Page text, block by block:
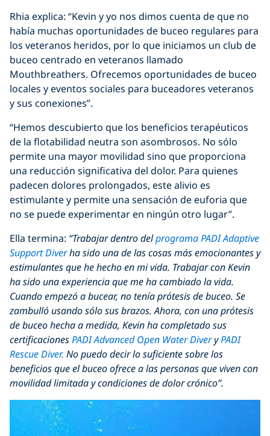
Rhia explica: “Kevin y yo nos dimos cuenta de que no
había muchas oportunidades de buceo regulares para
los veteranos heridos, por lo que iniciamos un club de
buceo centrado en veteranos llamado
Mouthbreathers. Ofrecemos oportunidades de buceo
locales y eventos sociales para buceadores veteranos
y sus conexiones”.
“Hemos descubierto que los beneficios terapéuticos
de la flotabilidad neutra son asombrosos. No sólo
permite una mayor movilidad sino que proporciona
una reducción significativa del dolor. Para quienes
padecen dolores prolongados, este alivio es
estimulante y permite una sensación de euforia que
no se puede experimentar en ningún otro lugar”.
Ella termina: “Trabajar dentro delprograma PADI Adaptive
Support Diverha sido una de las cosas más emocionantes y
estimulantes que he hecho en mi vida. Trabajar con Kevin
ha sido una experiencia que me ha cambiado la vida.
Cuando empezó a bucear, no tenía prótesis de buceo. Se
zambulló usando sólo sus brazos. Ahora, con una prótesis
de buceo hecha a medida, Kevin ha completado sus
certificacionesPADI Advanced Open Water DiveryPADI
Rescue Diver. No puedo decir lo suficiente sobre los
beneficios que el buceo ofrece a las personas que viven con
movilidad limitada y condiciones de dolor crónico”.